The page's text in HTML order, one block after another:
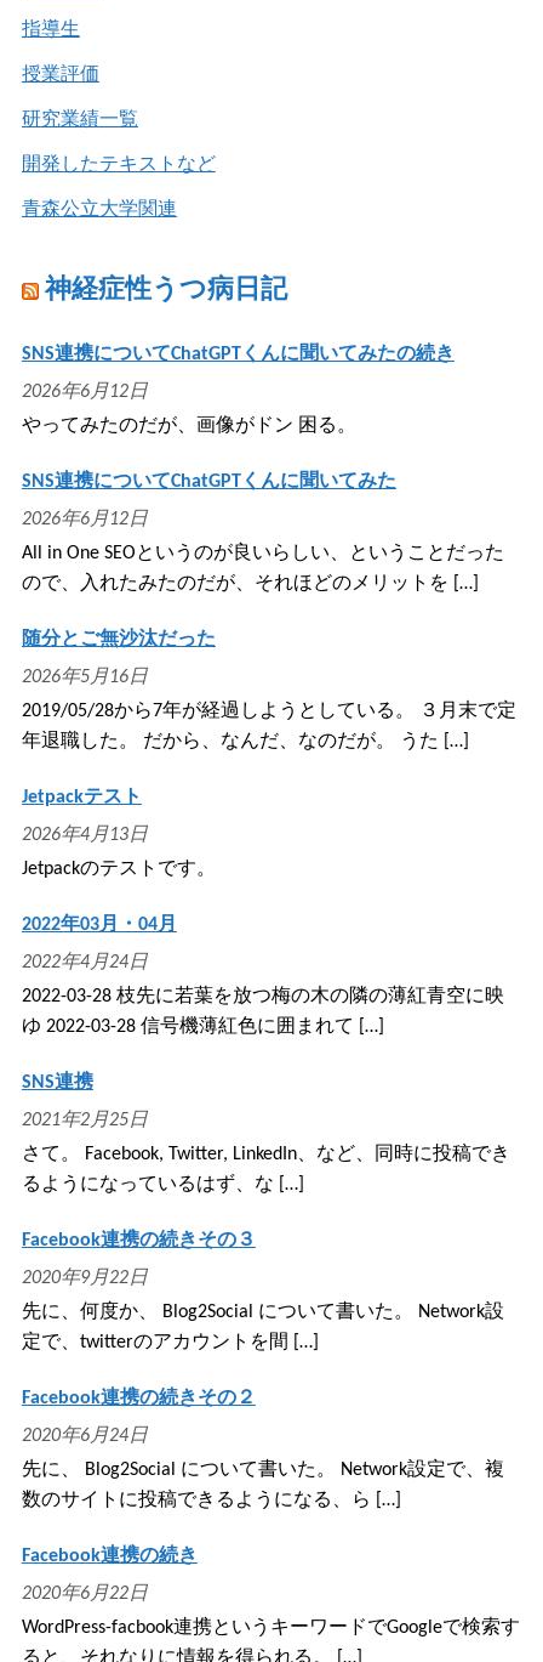
指導生
授業評価
研究業績一覧
開発したテキストなど
青森公立大学関連
神経症性うつ病日記
SNS連携についてChatGPTくんに聞いてみたの続き
2026年6月12日
やってみたのだが、画像がドン 困る。
SNS連携についてChatGPTくんに聞いてみた
2026年6月12日
All in One SEOというのが良いらしい、ということだった
ので、入れたみたのだが、それほどのメリットを […]
随分とご無沙汰だった
2026年5月16日
2019/05/28から7年が経過しようとしている。 ３月末で定
年退職した。 だから、なんだ、なのだが。 うた […]
Jetpackテスト
2026年4月13日
Jetpackのテストです。
2022年03月・04月
2022年4月24日
2022-03-28 枝先に若葉を放つ梅の木の隣の薄紅青空に映
ゆ 2022-03-28 信号機薄紅色に囲まれて […]
SNS連携
2021年2月25日
さて。 Facebook, Twitter, LinkedIn、など、同時に投稿でき
るようになっているはず、な […]
Facebook連携の続きその３
2020年9月22日
先に、何度か、 Blog2Social について書いた。 Network設
定で、twitterのアカウントを間 […]
Facebook連携の続きその２
2020年6月24日
先に、 Blog2Social について書いた。 Network設定で、複
数のサイトに投稿できるようになる、ら […]
Facebook連携の続き
2020年6月22日
WordPress-facbook連携というキーワードでGoogleで検索す